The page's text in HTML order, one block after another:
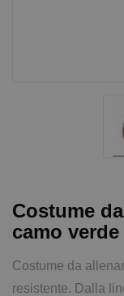
Costume
camo
Costume da
resistente. Dalla